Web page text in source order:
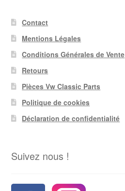
Contact
Mentions Légales
Conditions Générales de Vente
Retours
Pièces Vw Classic Parts
Politique de cookies
Déclaration de confidentialité
Suivez nous !